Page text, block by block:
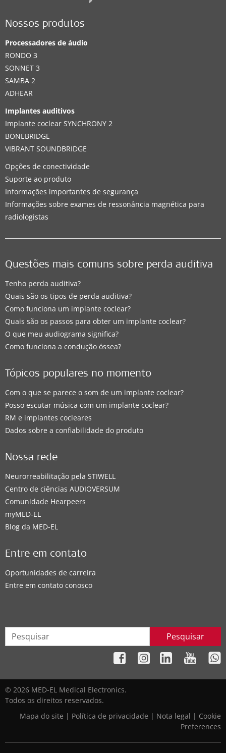
Nossos produtos
Processadores de áudio
RONDO 3
SONNET 3
SAMBA 2
ADHEAR
Implantes auditivos
Implante coclear SYNCHRONY 2
BONEBRIDGE
VIBRANT SOUNDBRIDGE
Opções de conectividade
Suporte ao produto
Informações importantes de segurança
Informações sobre exames de ressonância magnética para
radiologistas
Questões mais comuns sobre perda auditiva
Tenho perda auditiva?
Quais são os tipos de perda auditiva?
Como funciona um implante coclear?
Quais são os passos para obter um implante coclear?
O que meu audiograma significa?
Como funciona a condução óssea?
Tópicos populares no momento
Com o que se parece o som de um implante coclear?
Posso escutar música com um implante coclear?
RM e implantes cocleares
Dados sobre a confiabilidade do produto
Nossa rede
Neurorreabilitação pela STIWELL
Centro de ciências AUDIOVERSUM
Comunidade Hearpeers
myMED‑EL
Blog da MED-EL
Entre em contato
Oportunidades de carreira
Entre em contato conosco
Pesquisar
© 2026 MED-EL Medical Electronics.
Todos os direitos reservados.
Mapa do site | Política de privacidade | Nota legal | Cookie
Preferences